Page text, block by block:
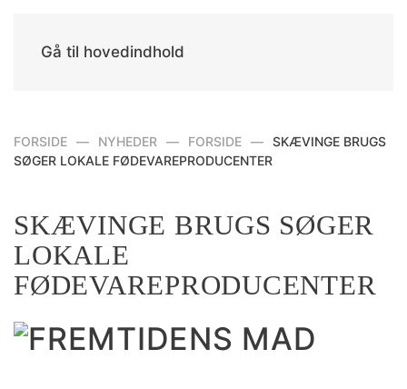
Gå til hovedindhold
FORSIDE NYHEDER FORSIDE
SKÆVINGE BRUGS
SØGER LOKALE FØDEVAREPRODUCENTER
SKÆVINGE BRUGS SØGER
LOKALE
FØDEVAREPRODUCENTER